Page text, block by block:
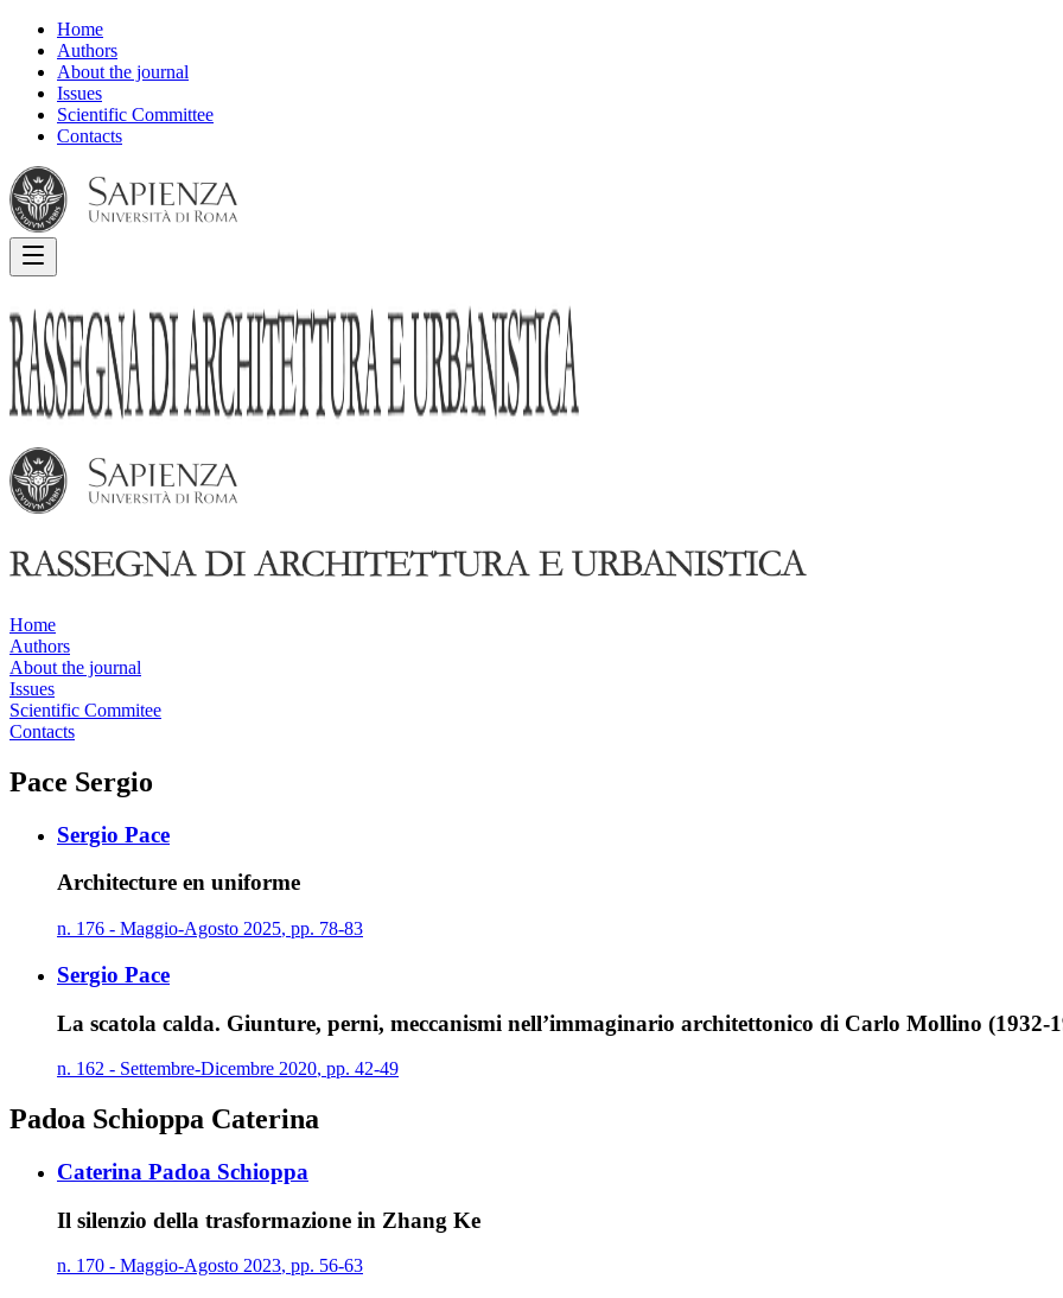
Home
Authors
About the journal
Issues
Scientific Committee
Contacts
Home
Authors
About the journal
Issues
Scientific Commitee
Contacts
Pace Sergio
Sergio Pace
Architecture en uniforme
n. 176 - Maggio-Agosto 2025, pp. 78-83
Sergio Pace
La scatola calda. Giunture, perni, meccanismi nell’immaginario architettonico di Carlo Mollino (1932-
n. 162 - Settembre-Dicembre 2020, pp. 42-49
Padoa Schioppa Caterina
Caterina Padoa Schioppa
Il silenzio della trasformazione in Zhang Ke
n. 170 - Maggio-Agosto 2023, pp. 56-63